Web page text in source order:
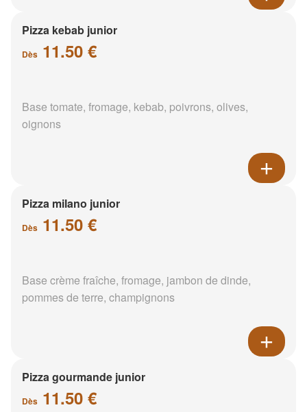
Pizza kebab junior
Dès 11.50 €
Base tomate, fromage, kebab, poivrons, olives,
oignons
Pizza milano junior
Dès 11.50 €
Base crème fraîche, fromage, jambon de dinde,
pommes de terre, champignons
Pizza gourmande junior
Dès 11.50 €